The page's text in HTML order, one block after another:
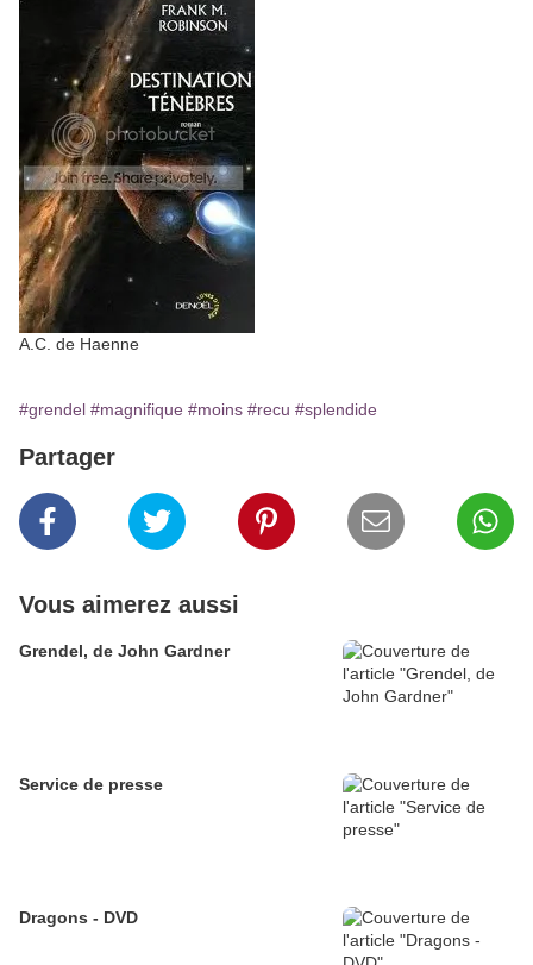
A.C. de Haenne
#grendel #magnifique #moins #recu #splendide
Partager
Vous aimerez aussi
Grendel, de John Gardner
Service de presse
Dragons - DVD